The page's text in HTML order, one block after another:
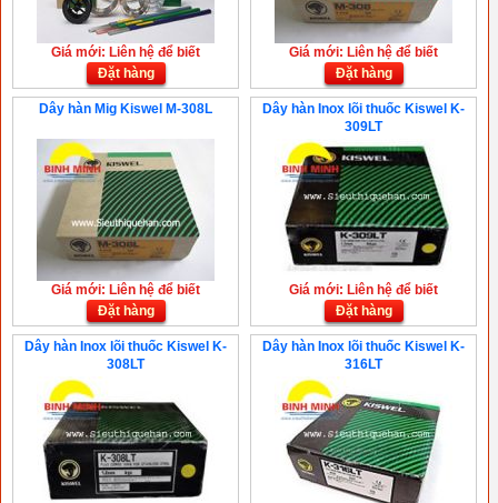
Giá mới: Liên hệ để biết
Đặt hàng
Giá mới: Liên hệ để biết
Đặt hàng
Dây hàn Mig Kiswel M-308L
Giá mới: Liên hệ để biết
Đặt hàng
Dây hàn Inox lõi thuốc Kiswel K-
309LT
Giá mới: Liên hệ để biết
Đặt hàng
Dây hàn Inox lõi thuốc Kiswel K-
308LT
Dây hàn Inox lõi thuốc Kiswel K-
316LT